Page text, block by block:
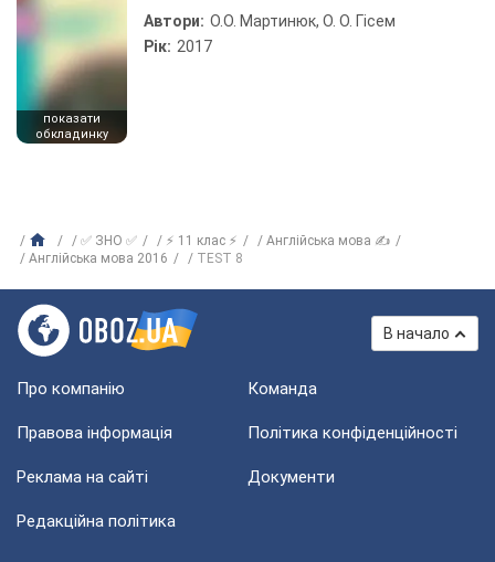
показати
обкладинку
Автори: О.О. Мартинюк, О. О. Гісем
Рік: 2017
✅ ЗНО ✅ ⚡ 11 клас ⚡
Англійська мова ✍
Англійська мова 2016
TEST 8
В начало
Про компанію Команда
Правова інформація Політика конфіденційності
Реклама на сайті Документи
Редакційна політика